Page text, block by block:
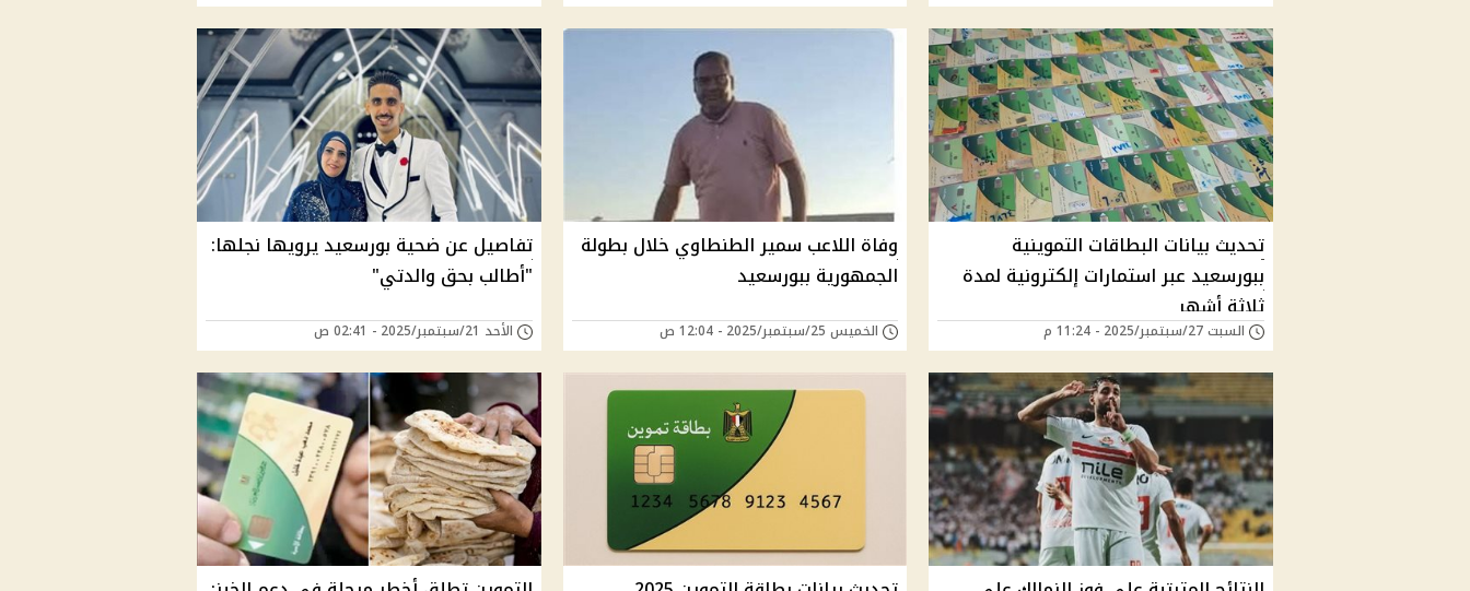
تحديث بيانات البطاقات التموينية
ببورسعيد عبر استمارات إلكترونية لمدة
ثلاثة أشهر
السبت 27/سبتمبر/2025 - 11:24 م
وفاة اللاعب سمير الطنطاوي خلال بطولة
الجمهورية ببورسعيد
الخميس 25/سبتمبر/2025 - 12:04 ص
تفاصيل عن ضحية بورسعيد يرويها نجلها:
"أطالب بحق والدتي"
الأحد 21/سبتمبر/2025 - 02:41 ص